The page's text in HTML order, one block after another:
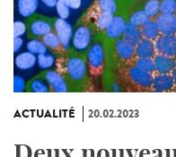
ACTUALITÉ 20.02.2023